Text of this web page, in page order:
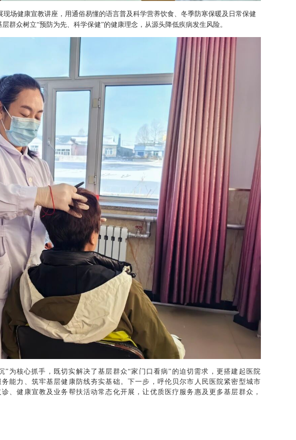
场健康宣教讲座，用通俗易懂的语言普及科学营养饮食、冬季防寒保暖及日常保健
群众树立“预防为先、科学保健”的健康理念，从源头降低疾病发生风险。
”为核心抓手，既切实解决了基层群众“家门口看病”的迫切需求，更搭建起医院
能力、筑牢基层健康防线夯实基础。下一步，呼伦贝尔市人民医院紧密型城市
、健康宣教及业务帮扶活动常态化开展，让优质医疗服务惠及更多基层群众，